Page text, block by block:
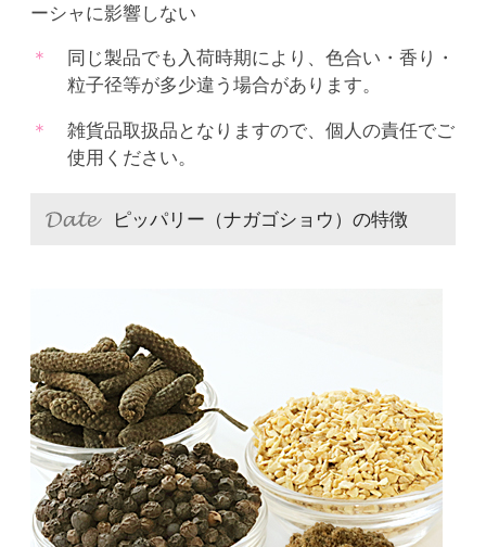
ーシャに影響しない
同じ製品でも入荷時期により、色合い・香り・
粒子径等が多少違う場合があります。
雑貨品取扱品となりますので、個人の責任でご
使用ください。
ピッパリー（ナガゴショウ）の特徴